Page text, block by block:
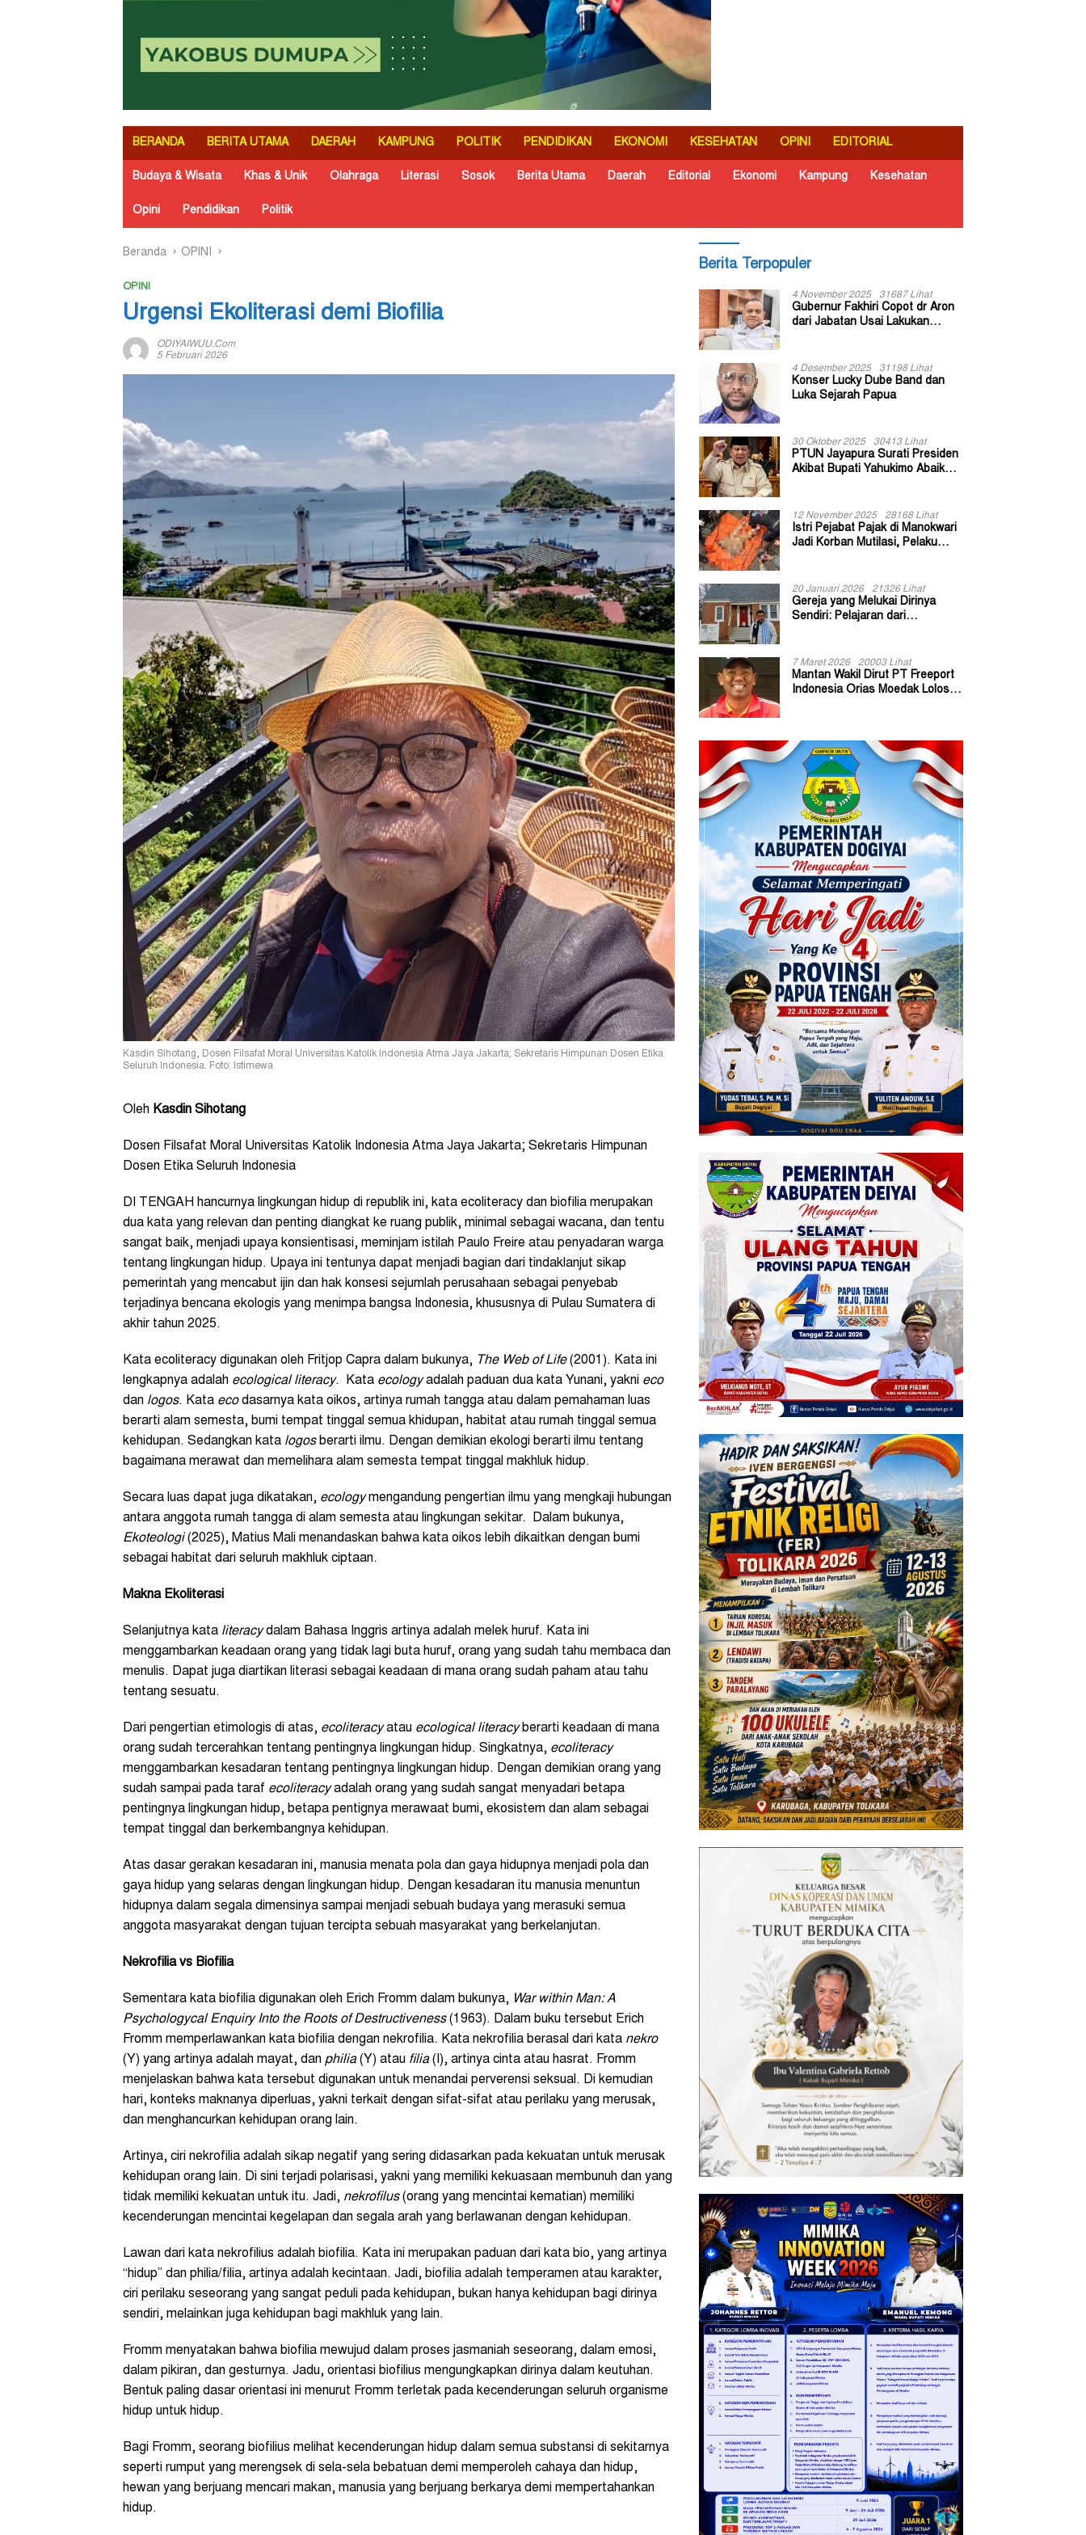
BERANDA BERITA UTAMA DAERAH KAMPUNG POLITIK PENDIDIKAN EKONOMI KESEHATAN OPINI EDITORIAL
Budaya & Wisata Khas & Unik Olahraga Literasi Sosok Berita Utama Daerah Editorial Ekonomi Kampung Kesehatan
Opini Pendidikan Politik
Beranda OPINI
OPINI
Urgensi Ekoliterasi demi Biofilia
ODIYAIWUU.com
5 Februari 2026
Kasdin Sihotang, Dosen Filsafat Moral Universitas Katolik Indonesia Atma Jaya Jakarta; Sekretaris Himpunan Dosen Etika
Seluruh Indonesia. Foto: Istimewa
Oleh Kasdin Sihotang
Dosen Filsafat Moral Universitas Katolik Indonesia Atma Jaya Jakarta; Sekretaris Himpunan
Dosen Etika Seluruh Indonesia
DI TENGAH hancurnya lingkungan hidup di republik ini, kata ecoliteracy dan biofilia merupakan
dua kata yang relevan dan penting diangkat ke ruang publik, minimal sebagai wacana, dan tentu
sangat baik, menjadi upaya konsientisasi, meminjam istilah Paulo Freire atau penyadaran warga
tentang lingkungan hidup. Upaya ini tentunya dapat menjadi bagian dari tindaklanjut sikap
pemerintah yang mencabut ijin dan hak konsesi sejumlah perusahaan sebagai penyebab
terjadinya bencana ekologis yang menimpa bangsa Indonesia, khususnya di Pulau Sumatera di
akhir tahun 2025.
Kata ecoliteracy digunakan oleh Fritjop Capra dalam bukunya, The Web of Life(2001). Kata ini
lengkapnya adalah ecological literacy. Kata ecologyadalah paduan dua kata Yunani, yakni eco
dan logos. Kata ecodasarnya kata oikos, artinya rumah tangga atau dalam pemahaman luas
berarti alam semesta, bumi tempat tinggal semua khidupan, habitat atau rumah tinggal semua
kehidupan. Sedangkan kata logosberarti ilmu. Dengan demikian ekologi berarti ilmu tentang
bagaimana merawat dan memelihara alam semesta tempat tinggal makhluk hidup.
Secara luas dapat juga dikatakan, ecologymengandung pengertian ilmu yang mengkaji hubungan
antara anggota rumah tangga di alam semesta atau lingkungan sekitar. Dalam bukunya,
Ekoteologi(2025), Matius Mali menandaskan bahwa kata oikos lebih dikaitkan dengan bumi
sebagai habitat dari seluruh makhluk ciptaan.
Makna Ekoliterasi
Selanjutnya kata literacydalam Bahasa Inggris artinya adalah melek huruf. Kata ini
menggambarkan keadaan orang yang tidak lagi buta huruf, orang yang sudah tahu membaca dan
menulis. Dapat juga diartikan literasi sebagai keadaan di mana orang sudah paham atau tahu
tentang sesuatu.
Dari pengertian etimologis di atas, ecoliteracyatau ecological literacyberarti keadaan di mana
orang sudah tercerahkan tentang pentingnya lingkungan hidup. Singkatnya, ecoliteracy
menggambarkan kesadaran tentang pentingnya lingkungan hidup. Dengan demikian orang yang
sudah sampai pada taraf ecoliteracyadalah orang yang sudah sangat menyadari betapa
pentingnya lingkungan hidup, betapa pentignya merawaat bumi, ekosistem dan alam sebagai
tempat tinggal dan berkembangnya kehidupan.
Atas dasar gerakan kesadaran ini, manusia menata pola dan gaya hidupnya menjadi pola dan
gaya hidup yang selaras dengan lingkungan hidup. Dengan kesadaran itu manusia menuntun
hidupnya dalam segala dimensinya sampai menjadi sebuah budaya yang merasuki semua
anggota masyarakat dengan tujuan tercipta sebuah masyarakat yang berkelanjutan.
Nekrofilia vs Biofilia
Sementara kata biofilia digunakan oleh Erich Fromm dalam bukunya, War within Man: A
Psychologycal Enquiry Into the Roots of Destructiveness(1963). Dalam buku tersebut Erich
Fromm memperlawankan kata biofilia dengan nekrofilia. Kata nekrofilia berasal dari kata nekro
(Y) yang artinya adalah mayat, dan philia(Y) atau filia(I), artinya cinta atau hasrat. Fromm
menjelaskan bahwa kata tersebut digunakan untuk menandai perverensi seksual. Di kemudian
hari, konteks maknanya diperluas, yakni terkait dengan sifat-sifat atau perilaku yang merusak,
dan menghancurkan kehidupan orang lain.
Artinya, ciri nekrofilia adalah sikap negatif yang sering didasarkan pada kekuatan untuk merusak
kehidupan orang lain. Di sini terjadi polarisasi, yakni yang memiliki kekuasaan membunuh dan yang
tidak memiliki kekuatan untuk itu. Jadi, nekrofilus(orang yang mencintai kematian) memiliki
kecenderungan mencintai kegelapan dan segala arah yang berlawanan dengan kehidupan.
Lawan dari kata nekrofilius adalah biofilia. Kata ini merupakan paduan dari kata bio, yang artinya
“hidup” dan philia/filia, artinya adalah kecintaan. Jadi, biofilia adalah temperamen atau karakter,
ciri perilaku seseorang yang sangat peduli pada kehidupan, bukan hanya kehidupan bagi dirinya
sendiri, melainkan juga kehidupan bagi makhluk yang lain.
Fromm menyatakan bahwa biofilia mewujud dalam proses jasmaniah seseorang, dalam emosi,
dalam pikiran, dan gesturnya. Jadu, orientasi biofilius mengungkapkan dirinya dalam keutuhan.
Bentuk paling dasar orientasi ini menurut Fromm terletak pada kecenderungan seluruh organisme
hidup untuk hidup.
Bagi Fromm, seorang biofilius melihat kecenderungan hidup dalam semua substansi di sekitarnya
seperti rumput yang merengsek di sela-sela bebatuan demi memperoleh cahaya dan hidup,
hewan yang berjuang mencari makan, manusia yang berjuang berkarya demi mempertahankan
hidup.
Berita Terpopuler
4 November 2025 31687 Lihat
Gubernur Fakhiri Copot dr Aron
dari Jabatan Usai Lakukan
4 Desember 2025 31198 Lihat
Konser Lucky Dube Band dan
Luka Sejarah Papua
30 Oktober 2025 30413 Lihat
PTUN Jayapura Surati Presiden
Akibat Bupati Yahukimo Abaikan
12 November 2025 28168 Lihat
Istri Pejabat Pajak di Manokwari
Jadi Korban Mutilasi, Pelaku
20 Januari 2026 21326 Lihat
Gereja yang Melukai Dirinya
Sendiri: Pelajaran dari
7 Maret 2026 20003 Lihat
Mantan Wakil Dirut PT Freeport
Indonesia Orias Moedak Lolos